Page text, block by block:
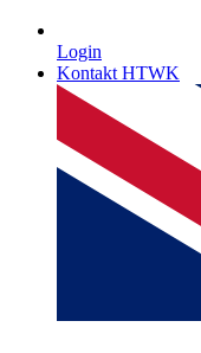
Login
Kontakt HTWK